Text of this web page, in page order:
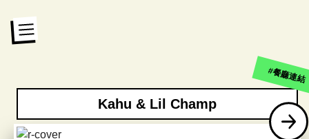
Kahu & Lil Champ
#餐廳連結